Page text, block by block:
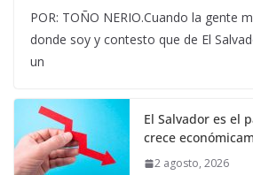
POR: TOÑO NERIO.Cuando la gente
donde soy y contesto que de El
un
El Salvador es el
crece
2 agosto, 2026